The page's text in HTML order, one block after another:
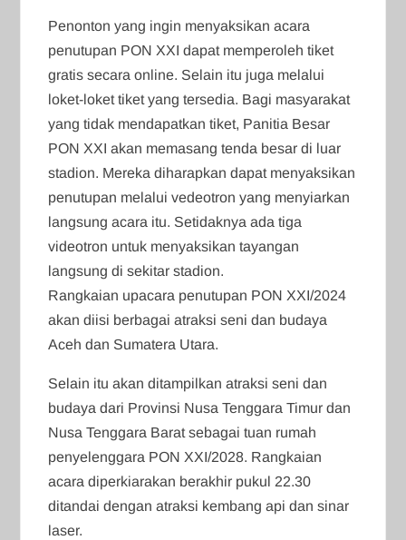
Penonton yang ingin menyaksikan acara
penutupan PON XXI dapat memperoleh tiket
gratis secara online. Selain itu juga melalui
loket-loket tiket yang tersedia. Bagi masyarakat
yang tidak mendapatkan tiket, Panitia Besar
PON XXI akan memasang tenda besar di luar
stadion. Mereka diharapkan dapat menyaksikan
penutupan melalui vedeotron yang menyiarkan
langsung acara itu. Setidaknya ada tiga
videotron untuk menyaksikan tayangan
langsung di sekitar stadion.
Rangkaian upacara penutupan PON XXI/2024
akan diisi berbagai atraksi seni dan budaya
Aceh dan Sumatera Utara.
Selain itu akan ditampilkan atraksi seni dan
budaya dari Provinsi Nusa Tenggara Timur dan
Nusa Tenggara Barat sebagai tuan rumah
penyelenggara PON XXI/2028. Rangkaian
acara diperkiarakan berakhir pukul 22.30
ditandai dengan atraksi kembang api dan sinar
laser.